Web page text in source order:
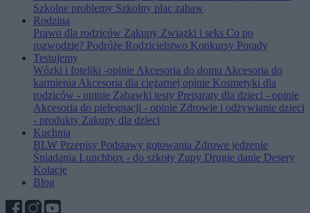
Szkolne problemy Szkolny plac zabaw
Rodzina
Prawo dla rodziców Zakupy Związki i seks Co po
rozwodzie? Podróże Rodzicielstwo Konkursy Porady
Testujemy
Wózki i foteliki -opinieAkcesoria do domu Akcesoria do
karmieniaAkcesoria dla ciężarnej opinie Kosmetyki dla
rodziców - opinie Zabawki testy Preparaty dla dzieci - opinie
Akcesoria do pielęgnacji - opinie Zdrowie i odżywianie dzieci
- produkty Zakupy dla dzieci
Kuchnia
BLW Przepisy Podstawy gotowania Zdrowe jedzenie
Śniadania Lunchbox - do szkoły Zupy Drugie danie Desery
Kolacje
Blog